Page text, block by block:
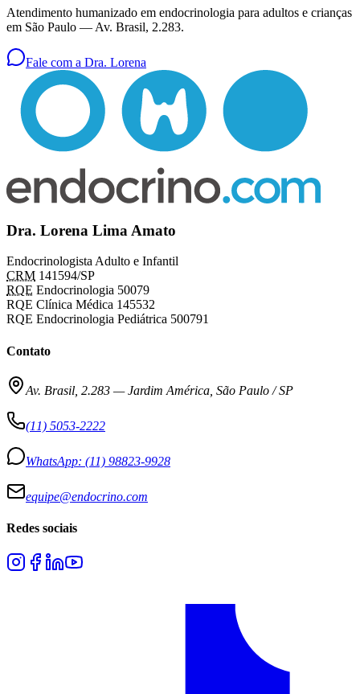
Atendimento humanizado em endocrinologia para adultos e crianças
em São Paulo — Av. Brasil, 2.283.
Fale com a Dra. Lorena
Dra. Lorena Lima Amato
Endocrinologista Adulto e Infantil
CRM 141594/SP
RQE Endocrinologia 50079
RQE Clínica Médica 145532
RQE Endocrinologia Pediátrica 500791
Contato
Av. Brasil, 2.283 —Jardim América, São Paulo / SP
(11) 5053-2222
WhatsApp: (11) 98823-9928
equipe@endocrino.com
Redes sociais